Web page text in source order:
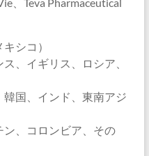
シコ）
、イギリス、ロシア、
国、インド、東南アジ
ン、コロンビア、その